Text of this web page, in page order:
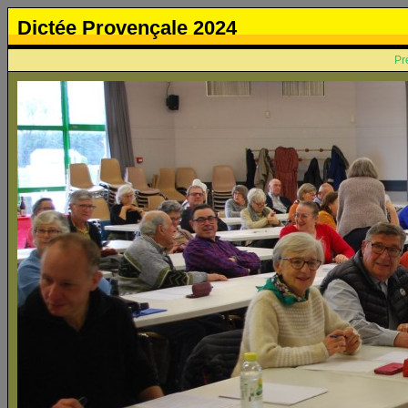
Dictée Provençale 2024